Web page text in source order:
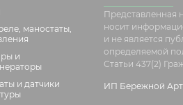
маностаты,
и
и датчики
Представленная
носит
и не является
определяемой
Статьи 437(2)
ИП Бережной